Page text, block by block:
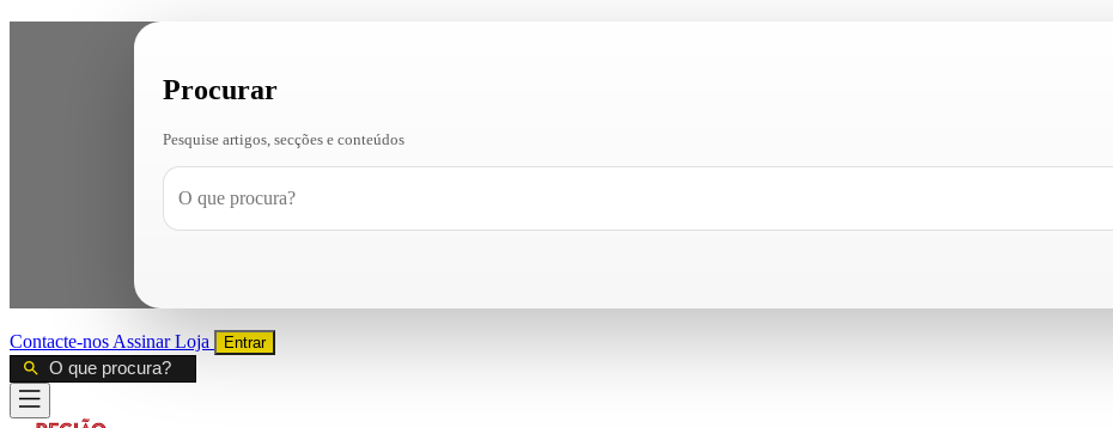
Procurar
Pesquise artigos, secções e conteúdos
Contacte-nos AssinarLoja Entrar